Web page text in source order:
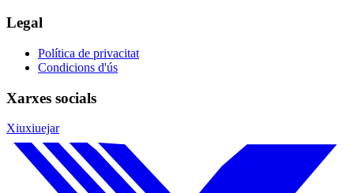
Legal
Política de privacitat
Condicions d'ús
Xarxes socials
Xiuxiuejar